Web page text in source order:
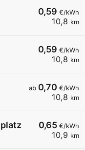
0,59 €/kWh
10,8 km
0,59 €/kWh
10,8 km
ab 0,70 €/kWh
10,8 km
0,65 €/kWh
10,9 km